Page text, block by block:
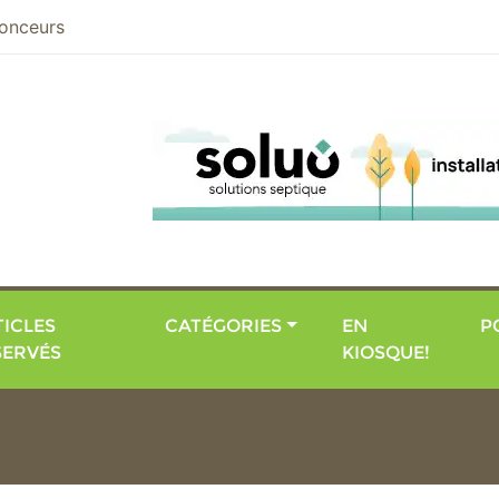
CATÉGORIES
EN
KIOSQUE!